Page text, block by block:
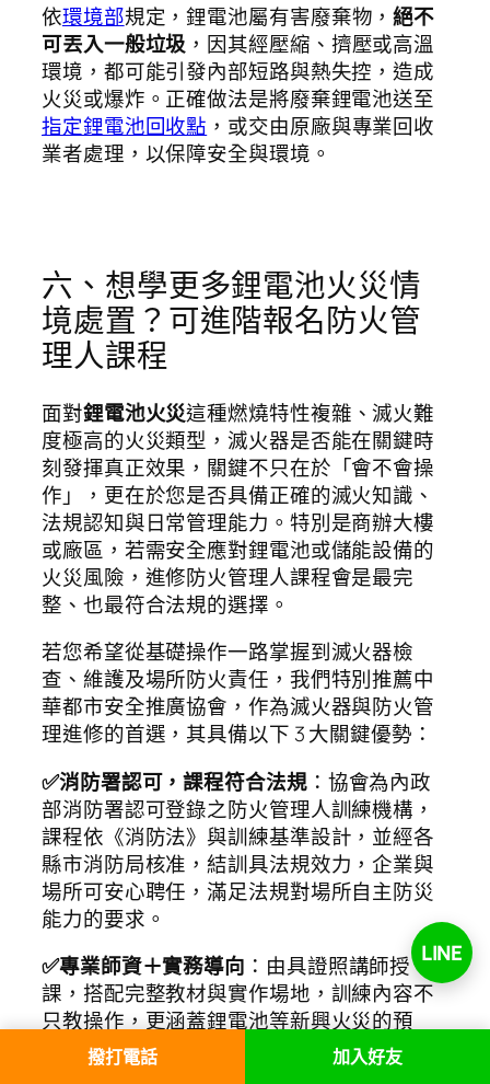
依環境部規定，鋰電池屬有害廢棄物，絕不
可丟入一般垃圾 ，因其經壓縮、擠壓或高溫
環境，都可能引發內部短路與熱失控，造成
火災或爆炸。正確做法是將廢棄鋰電池送至
指定鋰電池回收點 ，或交由原廠與專業回收
業者處理，以保障安全與環境。
六、想學更多鋰電池火災情
境處置？可進階報名防火管
理人課程
面對鋰電池火災這種燃燒特性複雜、滅火難
度極高的火災類型，滅火器是否能在關鍵時
刻發揮真正效果，關鍵不只在於「會不會操
作」，更在於您是否具備正確的滅火知識、
法規認知與日常管理能力。特別是商辦大樓
或廠區，若需安全應對鋰電池或儲能設備的
火災風險，進修防火管理人課程會是最完
整、也最符合法規的選擇。
若您希望從基礎操作一路掌握到滅火器檢
查、維護及場所防火責任，我們特別推薦中
華都市安全推廣協會，作為滅火器與防火管
理進修的首選，其具備以下 3 大關鍵優勢：
✅消防署認可，課程符合法規：協會為內政
部消防署認可登錄之防火管理人訓練機構，
課程依《消防法》與訓練基準設計，並經各
縣市消防局核准，結訓具法規效力，企業與
場所可安心聘任，滿足法規對場所自主防災
能力的要求。
✅專業師資＋實務導向 ：由具證照講師授
課，搭配完整教材與實作場地，訓練內容不
只教操作，更涵蓋鋰電池等新興火災的預
防、設備管理與緊急應變流程，確保學員學
得會、也用得到。
撥打電話 加入好友
LINE